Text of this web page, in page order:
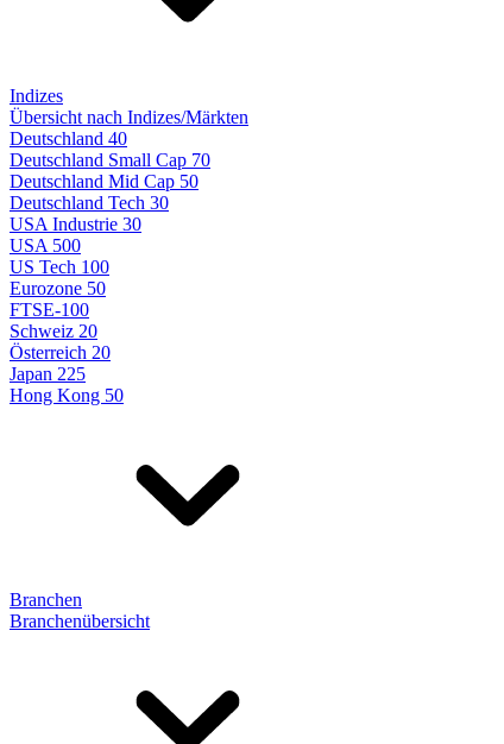
Indizes
Übersicht nach Indizes/Märkten
Deutschland 40
Deutschland Small Cap 70
Deutschland Mid Cap 50
Deutschland Tech 30
USA Industrie 30
USA 500
US Tech 100
Eurozone 50
FTSE-100
Schweiz 20
Österreich 20
Japan 225
Hong Kong 50
Branchen
Branchenübersicht